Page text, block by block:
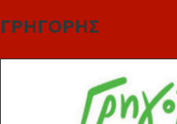
ΓΡΗΓΟΡΗΣ